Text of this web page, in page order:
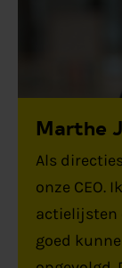
Marthe
Als
onze CEO.
actielijsten
goed